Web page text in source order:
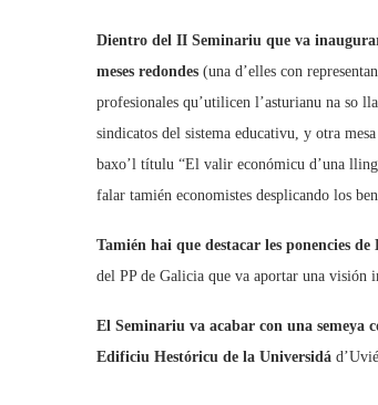
Dientro del II Seminariu que va
meses redondes (una d’elles con
profesionales qu’utilicen l’asturianu na so
sindicatos del sistema educativu, y otra
baxo’l títulu “El valir económicu d’una
falar tamién economistes desplicando los
Tamién hai que destacar les ponencies
del PP de Galicia que va aportar una visión
El Seminariu va acabar con una semeya
Edificiu Hestóricu de la Universidá